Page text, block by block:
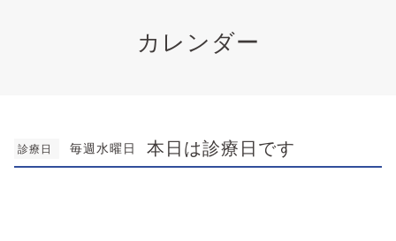
カレンダー
診療日 毎週水曜日 本日は診療日です